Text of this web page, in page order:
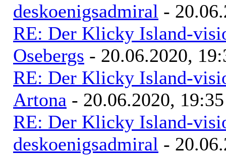
deskoenigsadmiral -
RE: Der Klicky Island-
Osebergs - 20.06.2020,
RE: Der Klicky Island-
Artona - 20.06.2020, 19:35
RE: Der Klicky Island-
deskoenigsadmiral -